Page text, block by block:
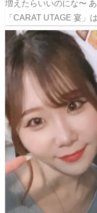
増えたらいいのにな〜
「CARAT UTAGE 宴」